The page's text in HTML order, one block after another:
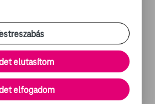
tesznek és közben városokat
Studios vezetője, Kevin Feige
gúnyos válasszal zárta
sőt, izgalmasnak tartják,
filmjeiket.
elutasítom
elfogadom